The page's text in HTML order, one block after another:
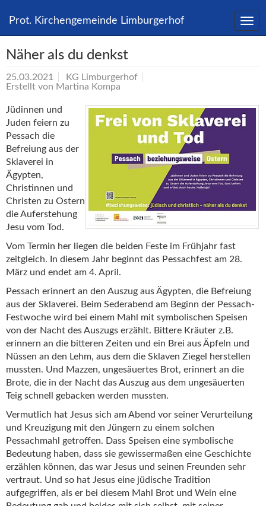
Prot. Kirchengemeinde Limburgerhof
zum
Näher als du denkst
25.03.2021
KG Limburgerhof
Erstellt von Martina Kompa
Jüdinnen und
Juden feiern zu
Pessach die
Befreiung aus der
Sklaverei in
Ägypten,
Christinnen und
Christen zu Ostern
die Auferstehung
Jesu vom Tod.
Vom Termin her liegen die beiden Feste im Frühjahr fast
zeitgleich. In diesem Jahr beginnt das Pessachfest am 28.
März und endet am 4. April.
Pessach erinnert an den Auszug aus Ägypten, die Befreiung
aus der Sklaverei. Beim Sederabend am Beginn der Pessach-
Festwoche wird bei einem Mahl mit symbolischen Speisen
von der Nacht des Auszugs erzählt. Bittere Kräuter z.B.
erinnern an die bitteren Zeiten und ein Brei aus Äpfeln und
Nüssen an den Lehm, aus dem die Sklaven Ziegel herstellen
mussten. Und Mazzen, ungesäuertes Brot, erinnert an die
Brote, die in der Nacht das Auszug aus dem ungesäuerten
Teig schnell gebacken werden mussten.
Vermutlich hat Jesus sich am Abend vor seiner Verurteilung
und Kreuzigung mit den Jüngern zu einem solchen
Pessachmahl getroffen. Dass Speisen eine symbolische
Bedeutung haben, dass sie gewissermaßen eine Geschichte
erzählen können, das war Jesus und seinen Freunden sehr
vertraut. Und so hat Jesus eine jüdische Tradition
aufgegriffen, als er bei diesem Mahl Brot und Wein eine